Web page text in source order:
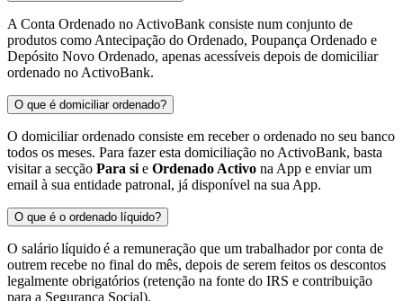
A Conta Ordenado no ActivoBank consiste num conjunto de
produtos como Antecipação do Ordenado, Poupança Ordenado e
Depósito Novo Ordenado, apenas acessíveis depois de domiciliar
ordenado no ActivoBank.
O que é domiciliar ordenado?
O domiciliar ordenado consiste em receber o ordenado no seu banco
todos os meses. Para fazer esta domiciliação no ActivoBank, basta
visitar a secção Para si e Ordenado Activo na App e enviar um
email à sua entidade patronal, já disponível na sua App.
O que é o ordenado líquido?
O salário líquido é a remuneração que um trabalhador por conta de
outrem recebe no final do mês, depois de serem feitos os descontos
legalmente obrigatórios (retenção na fonte do IRS e contribuição
para a Segurança Social).